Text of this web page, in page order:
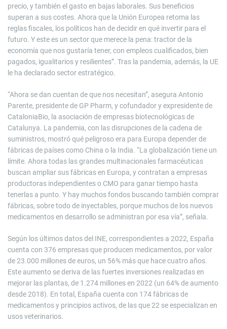
precio, y también el gasto en bajas laborales. Sus beneficios
superan a sus costes. Ahora que la Unión Europea retoma las
reglas fiscales, los políticos han de decidir en qué invertir para el
futuro. Y este es un sector que merece la pena: tractor de la
economía que nos gustaría tener, con empleos cualificados, bien
pagados, igualitarios y resilientes”. Tras la pandemia, además, la UE
le ha declarado sector estratégico.
“Ahora se dan cuentan de que nos necesitan”, asegura Antonio
Parente, presidente de GP Pharm, y cofundador y expresidente de
CataloniaBio, la asociación de empresas biotecnológicas de
Catalunya. La pandemia, con las disrupciones de la cadena de
suministros, mostró qué peligroso era para Europa depender de
fábricas de países como China o la India. “La globalización tiene un
límite. Ahora todas las grandes multinacionales farmacéuticas
buscan ampliar sus fábricas en Europa, y contratan a empresas
productoras independientes o CMO para ganar tiempo hasta
tenerlas a punto. Y hay muchos fondos buscando también comprar
fábricas, sobre todo de inyectables, porque muchos de los nuevos
medicamentos en desarrollo se administran por esa vía”, señala.
Según los últimos datos del INE, correspondientes a 2022, España
cuenta con 376 empresas que producen medicamentos, por valor
de 23.000 millones de euros, un 56% más que hace cuatro años.
Este aumento se deriva de las fuertes inversiones realizadas en
mejorar las plantas, de 1.274 millones en 2022 (un 64% de aumento
desde 2018). En total, España cuenta con 174 fábricas de
medicamentos y principios activos, de las que 22 se especializan en
usos veterinarios.